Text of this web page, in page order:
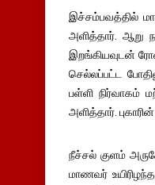
இச்சம்பவத்தில்
அளித்தார். ஆறு
இறங்கியவுடன்
செல்லப்பட்ட
பள்ளி நிர்வாகம்
அளித்தார்.
நீச்சல் குளம்
மாணவர்